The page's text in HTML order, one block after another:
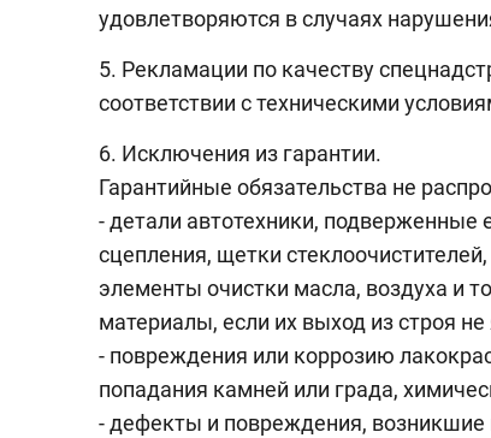
удовлетворяются в случаях
5. Рекламации по качеству
соответствии с техническими
6. Исключения из гарантии.
Гарантийные обязательства не
- детали автотехники, подверженные
сцепления, щетки
элементы очистки масла, воздуха и
материалы, если их выход из строя
- повреждения или коррозию
попадания камней или града,
- дефекты и повреждения, возникшие